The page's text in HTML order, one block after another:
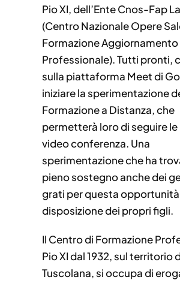
Pio XI, dell’Ente Cnos-Fap
(Centro Nazionale Opere
Formazione Aggiornamento
Professionale). Tutti pronti,
sulla piattaforma Meet di
iniziare la sperimentazione
Formazione a Distanza, che
permetterà loro di seguire le
video conferenza. Una
sperimentazione che ha
pieno sostegno anche dei
grati per questa opportunità
disposizione dei propri figli.
Il Centro di Formazione
Pio XI dal 1932, sul territorio
Tuscolana, si occupa di